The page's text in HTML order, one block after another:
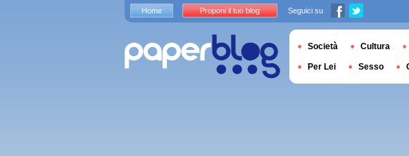
Home Proponi il tuo blog Seguici su
Società Cultura
Per Lei Sesso